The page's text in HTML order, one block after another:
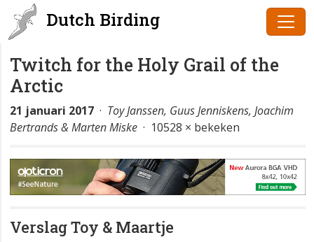
Dutch Birding
Twitch for the Holy Grail of the
Arctic
21 januari 2017 · Toy Janssen, Guus Jenniskens, Joachim
Bertrands & Marten Miske · 10528 × bekeken
Verslag Toy & Maartje